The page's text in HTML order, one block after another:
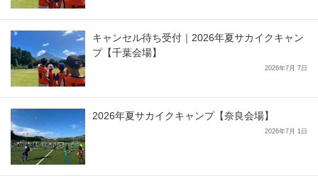
キャンセル待ち受付｜2026年夏サカイクキャン
プ【千葉会場】
2026年7月 7日
2026年夏サカイクキャンプ【奈良会場】
2026年7月 1日